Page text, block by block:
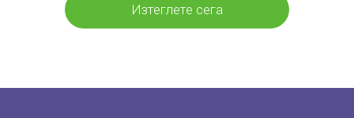
Изтеглете сега